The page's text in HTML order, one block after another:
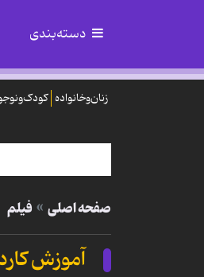
دسته‌بندی
زنان‌وخانواده
صفحه اصلی فیلم
آموزش